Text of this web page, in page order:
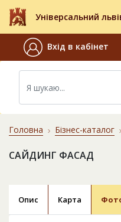
Універсальний
Вхід в кабінет
Головна Бізнес-каталог
САЙДИНГ ФАСАД
Опис Карта